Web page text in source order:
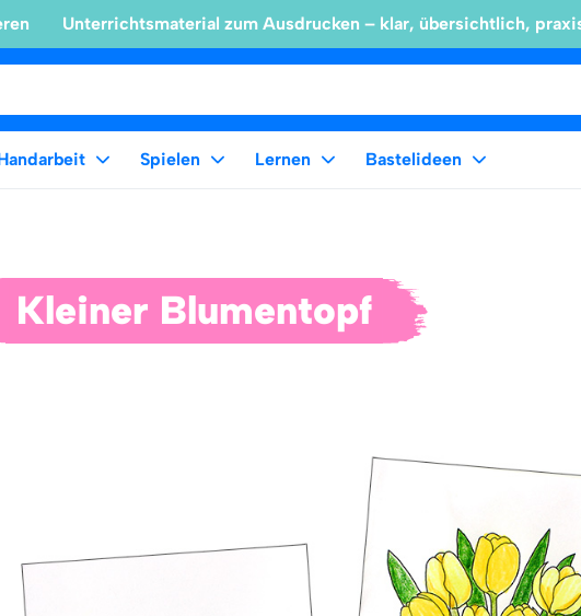
Unterrichtsmaterial zum Ausdrucken – klar, übersichtlich,
Spielen Lernen Bastelideen
Kleiner Blumentopf